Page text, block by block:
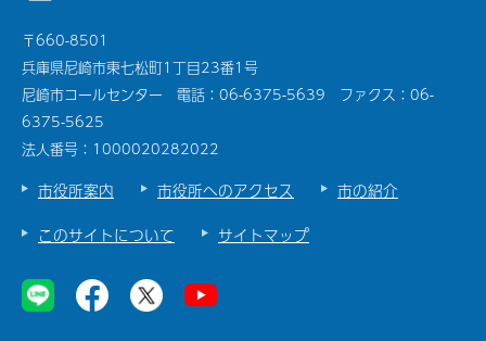
〒660-8501
兵庫県尼崎市東七松町1丁目23番1号
尼崎市コールセンター 電話：06-6375-5639 ファクス：06-
6375-5625
法人番号：1000020282022
市役所案内 市役所へのアクセス
市の紹介
このサイトについて
サイトマップ